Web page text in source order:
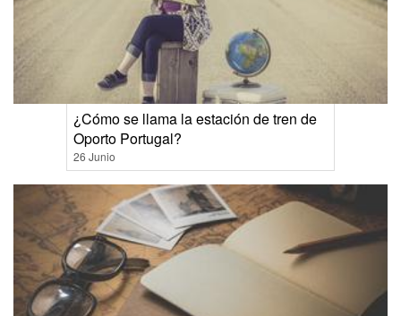
¿Cómo se llama la estación de tren de
Oporto Portugal?
26 Junio